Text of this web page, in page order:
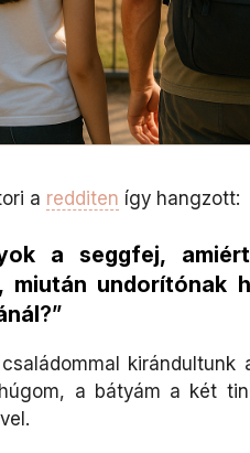
a redditen így hangzott:
a seggfej,
miután undorítónak
?”
a bátyám a két